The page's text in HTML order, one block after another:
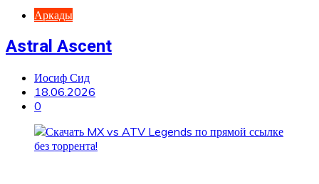
Аркады
Astral Ascent
Иосиф Сид
18.06.2026
0